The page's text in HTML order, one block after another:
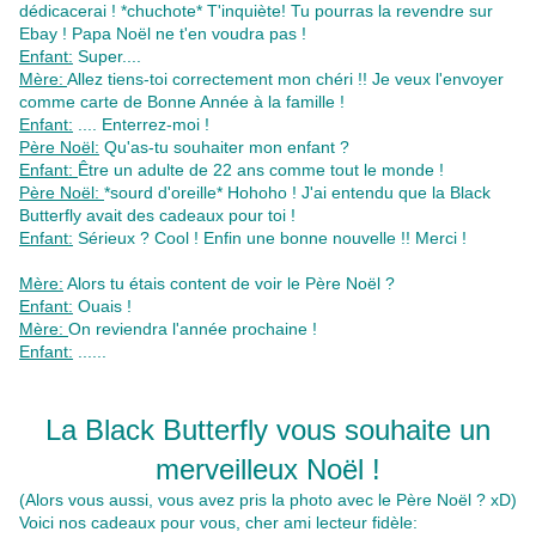
dédicacerai ! *chuchote* T'inquiète! Tu pourras la revendre sur
Ebay ! Papa Noël ne t'en voudra pas !
Enfant: Super....
Mère: Allez tiens-toi correctement mon chéri !! Je veux l'envoyer
comme carte de Bonne Année à la famille !
Enfant: .... Enterrez-moi !
Père Noël: Qu'as-tu souhaiter mon enfant ?
Enfant: Être un adulte de 22 ans comme tout le monde !
Père Noël: *sourd d'oreille* Hohoho ! J'ai entendu que la Black
Butterfly avait des cadeaux pour toi !
Enfant: Sérieux ? Cool ! Enfin une bonne nouvelle !! Merci !
Mère: Alors tu étais content de voir le Père Noël ?
Enfant: Ouais !
Mère: On reviendra l'année prochaine !
Enfant:
La Black Butterfly vous souhaite un
merveilleux Noël !
(Alors vous aussi, vous avez pris la photo avec le Père Noël ? xD)
Voici nos cadeaux pour vous, cher ami lecteur fidèle: